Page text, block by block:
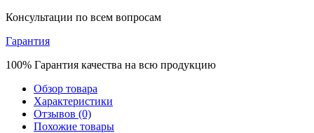
Консультации по всем вопросам
Гарантия
100% Гарантия качества на всю продукцию
Обзор товара
Характеристики
Отзывов (0)
Похожие товары